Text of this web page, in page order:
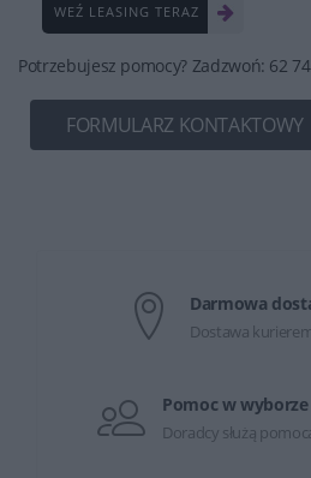
WEŹ LEASING TERAZ
Potrzebujesz pomocy? Zadzwoń: 62
FORMULARZ KONTAKTOWY
Darmowa
Dostawa
Pomoc w wyborze
Doradcy służą